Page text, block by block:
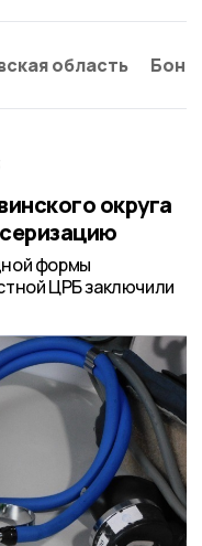
область
округа
формы
ЦРБ заключили